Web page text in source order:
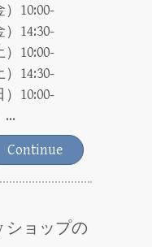
10:00-
14:30-
10:00-
14:30-
10:00-
...
Continue
ショップの